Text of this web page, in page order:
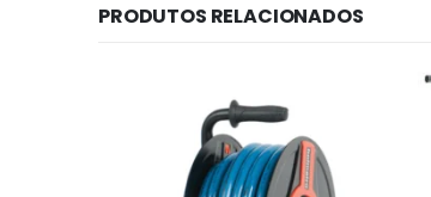
PRODUTOS RELACIONADOS